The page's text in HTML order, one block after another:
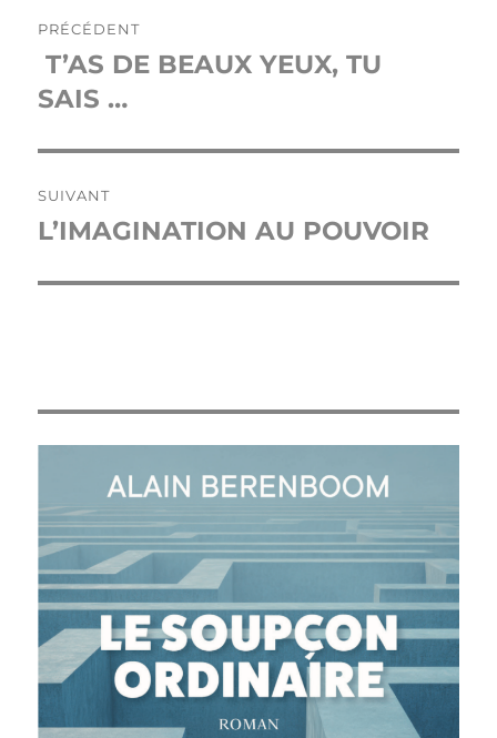
de
l’article
PRÉCÉDENT
Publication
précédente :
T’AS DE BEAUX YEUX, TU
SAIS …
SUIVANT
Publication
L’IMAGINATION AU POUVOIR